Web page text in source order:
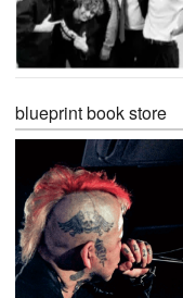
blueprint book store